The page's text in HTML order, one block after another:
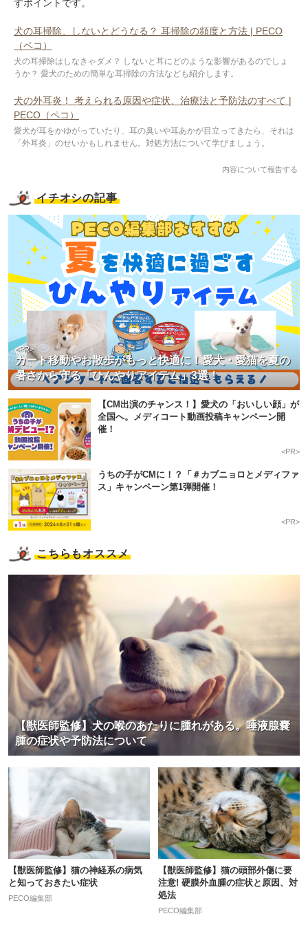
すポイントです。
犬の耳掃除、しないとどうなる？ 耳掃除の頻度と方法 | PECO
（ペコ）
犬の耳掃除はしなきゃダメ？ しないと耳にどのような影響があるのでしょ
うか？ 愛犬のための簡単な耳掃除の方法なども紹介します。
犬の外耳炎！ 考えられる原因や症状、治療法と予防法のすべて |
PECO（ペコ）
愛犬が耳をかゆがっていたり、耳の臭いや耳あかが目立ってきたら、それは
「外耳炎」のせいかもしれません。対処方法について学びましょう。
内容について報告する
イチオシの記事
カート移動やお散歩がもっと快適に！愛犬・愛猫を夏の
暑さから守る「ひんやりアイテム」3選！
<PR>
【CM出演のチャンス！】愛犬の「おいしい顔」が
全国へ。メディコート動画投稿キャンペーン開
催！
<PR>
うちの子がCMに！？「＃カブニョロとメディファ
ス」キャンペーン第1弾開催！
<PR>
こちらもオススメ
【獣医師監修】犬の喉のあたりに腫れがある。唾液腺嚢
腫の症状や予防法について
【獣医師監修】猫の神経系の病気
と知っておきたい症状
PECO編集部
【獣医師監修】猫の頭部外傷に要
注意! 硬膜外血腫の症状と原因、対
処法
PECO編集部